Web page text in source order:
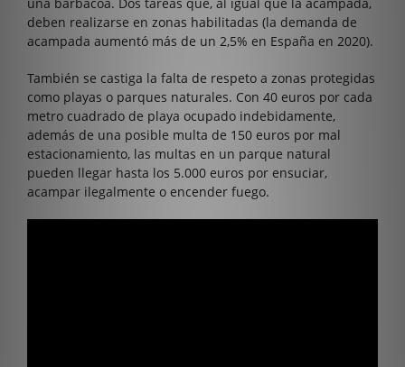
deben realizarse en zonas habilitadas (la demanda de
acampada aumentó más de un 2,5% en España en 2020).
También se castiga la falta de respeto a zonas protegidas
como playas o parques naturales. Con 40 euros por cada
metro cuadrado de playa ocupado indebidamente,
además de una posible multa de 150 euros por mal
estacionamiento, las multas en un parque natural
pueden llegar hasta los 5.000 euros por ensuciar,
acampar ilegalmente o encender fuego.